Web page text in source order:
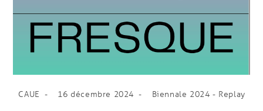
CAUE 16 décembre 2024 Biennale 2024 - Replay